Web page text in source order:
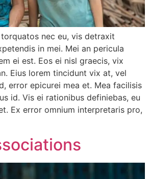
nec eu, vis detraxit
in mei. Mei an pericula
ei est. Eos ei nisl graecis, vix
Eius lorem tincidunt vix at, vel
error epicurei mea et. Mea facilisis
id. Vis ei rationibus definiebas, eu
Ex error omnium interpretaris pro,